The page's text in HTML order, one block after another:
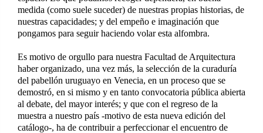
medida (como suele suceder) de nuestras propias historias, de
nuestras capacidades; y del empeño e imaginación que
pongamos para seguir haciendo volar esta alfombra.
Es motivo de orgullo para nuestra Facultad de Arquitectura
haber organizado, una vez más, la selección de la curaduría
del pabellón uruguayo en Venecia, en un proceso que se
demostró, en si mismo y en tanto convocatoria pública abierta
al debate, del mayor interés; y que con el regreso de la
muestra a nuestro país -motivo de esta nueva edición del
catálogo-, ha de contribuir a perfeccionar el encuentro de